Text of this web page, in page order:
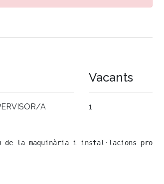
A
Vacants
1
la maquinària i instal·lacions